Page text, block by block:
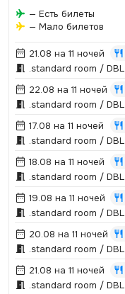
— Есть билеты
— Мало билетов
21.08 на 11 ночей
.­standard room / DBL
22.08 на 11 ночей
.­standard room / DBL
17.08 на 11 ночей
.­standard room / DBL
18.08 на 11 ночей
.­standard room / DBL
19.08 на 11 ночей
.­standard room / DBL
20.08 на 11 ночей
.­standard room / DBL
21.08 на 11 ночей
.­standard room / DBL